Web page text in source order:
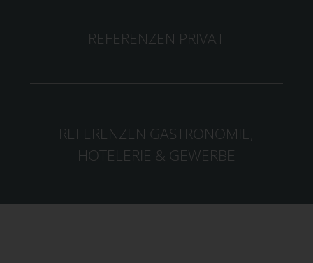
REFERENZEN PRIVAT
REFERENZEN GASTRONOMIE,
HOTELERIE & GEWERBE